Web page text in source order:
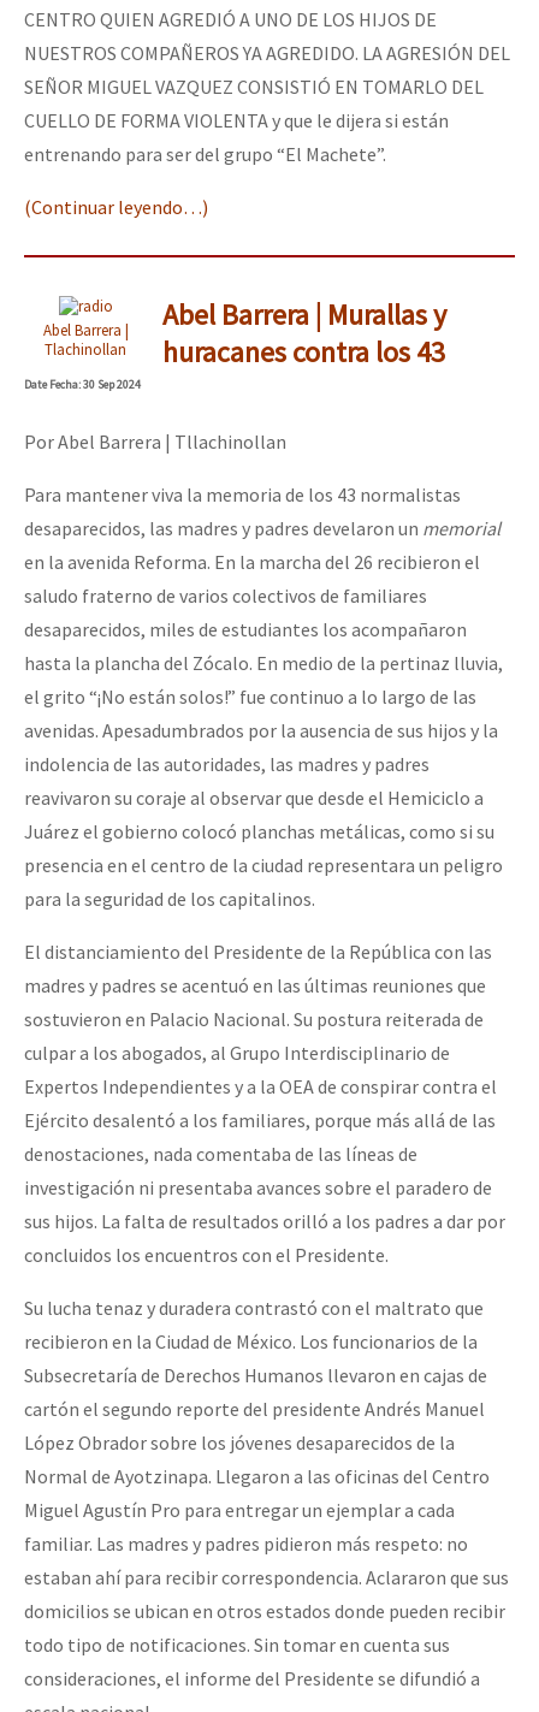
CENTRO QUIEN AGREDIÓ A UNO DE LOS HIJOS DE
NUESTROS COMPAÑEROS YA AGREDIDO. LA AGRESIÓN DEL
SEÑOR MIGUEL VAZQUEZ CONSISTIÓ EN TOMARLO DEL
CUELLO DE FORMA VIOLENTA y que le dijera si están
entrenando para ser del grupo “El Machete”.
(Continuar leyendo…)
Abel Barrera |
Tlachinollan
Abel Barrera | Murallas y
huracanes contra los 43
DateFecha: 30 Sep 2024
Por Abel Barrera | Tllachinollan
Para mantener viva la memoria de los 43 normalistas
desaparecidos, las madres y padres develaron un memorial
en la avenida Reforma. En la marcha del 26 recibieron el
saludo fraterno de varios colectivos de familiares
desaparecidos, miles de estudiantes los acompañaron
hasta la plancha del Zócalo. En medio de la pertinaz lluvia,
el grito ¡No están solos! fue continuo a lo largo de las
avenidas. Apesadumbrados por la ausencia de sus hijos y la
indolencia de las autoridades, las madres y padres
reavivaron su coraje al observar que desde el Hemiciclo a
Juárez el gobierno colocó planchas metálicas, como si su
presencia en el centro de la ciudad representara un peligro
para la seguridad de los capitalinos.
El distanciamiento del Presidente de la República con las
madres y padres se acentuó en las últimas reuniones que
sostuvieron en Palacio Nacional. Su postura reiterada de
culpar a los abogados, al Grupo Interdisciplinario de
Expertos Independientes y a la OEA de conspirar contra el
Ejército desalentó a los familiares, porque más allá de las
denostaciones, nada comentaba de las líneas de
investigación ni presentaba avances sobre el paradero de
sus hijos. La falta de resultados orilló a los padres a dar por
concluidos los encuentros con el Presidente.
Su lucha tenaz y duradera contrastó con el maltrato que
recibieron en la Ciudad de México. Los funcionarios de la
Subsecretaría de Derechos Humanos llevaron en cajas de
cartón el segundo reporte del presidente Andrés Manuel
López Obrador sobre los jóvenes desaparecidos de la
Normal de Ayotzinapa. Llegaron a las oficinas del Centro
Miguel Agustín Pro para entregar un ejemplar a cada
familiar. Las madres y padres pidieron más respeto: no
estaban ahí para recibir correspondencia. Aclararon que sus
domicilios se ubican en otros estados donde pueden recibir
todo tipo de notificaciones. Sin tomar en cuenta sus
consideraciones, el informe del Presidente se difundió a